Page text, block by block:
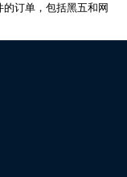
的订单，包括黑五和网